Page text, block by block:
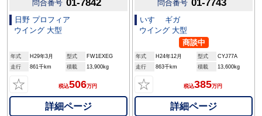
問合番号 01-7842
日野 プロフィア
ウイング 大型
年式 H29年3月 型式
FW1EXEG
走行
861千km 積載 13,900kg
☆ 税込506万円
詳細ページ
問合番号 01-7743
いすゞ ギガ
ウイング 大型
商談中
年式 H24年12月 型式
CYJ77A
走行
863千km 積載 13,600kg
☆ 税込385万円
詳細ページ